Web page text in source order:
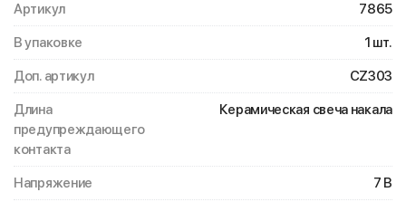
Артикул 7865
В упаковке 1 шт.
Доп. артикул CZ303
Длина
предупреждающего
контакта
Керамическая свеча накала
Напряжение 7 В